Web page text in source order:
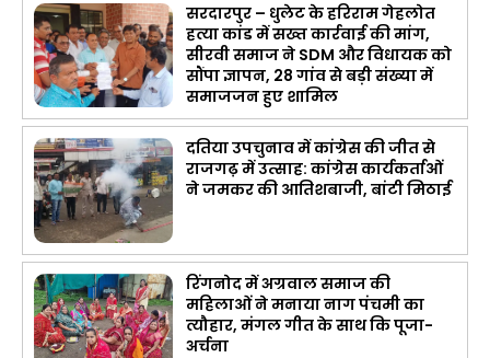
सरदारपुर – धुलेट के हरिराम गेहलोत
हत्या कांड में सख्त कार्रवाई की मांग,
सीरवी समाज ने SDM और विधायक को
सौंपा ज्ञापन, 28 गांव से बड़ी संख्या में
समाजजन हुए शामिल
दतिया उपचुनाव में कांग्रेस की जीत से
राजगढ़ में उत्साह: कांग्रेस कार्यकर्ताओं
ने जमकर की आतिशबाजी, बांटी मिठाई
रिंगनोद में अग्रवाल समाज की
महिलाओं ने मनाया नाग पंचमी का
त्यौहार, मंगल गीत के साथ कि पूजा-
अर्चना